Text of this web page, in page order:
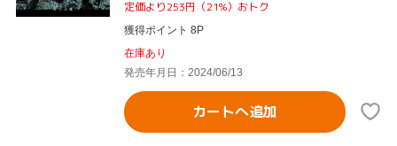
定価より253円（21%）おトク
獲得ポイント 8P
在庫あり
発売年月日：2024/06/13
カートへ追加